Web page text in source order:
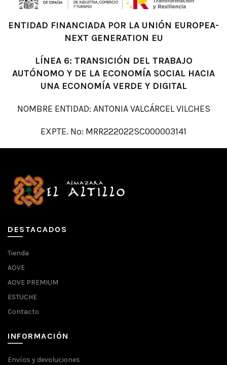
ENTIDAD FINANCIADA POR LA UNIÓN EUROPEA-
NEXT GENERATION EU
LÍNEA 6: TRANSICIÓN DEL TRABAJO
AUTÓNOMO Y DE LA ECONOMÍA SOCIAL HACIA
UNA ECONOMÍA VERDE Y DIGITAL
NOMBRE ENTIDAD: ANTONIA VALCÁRCEL VILCHES
EXPTE. Nº: MRR222022SC000003141
DESTACADOS
Tienda
AOVE
AOVE PREMIUM
ESTUCHE
Contacto
INFORMACIÓN
Envíos y devoluciones